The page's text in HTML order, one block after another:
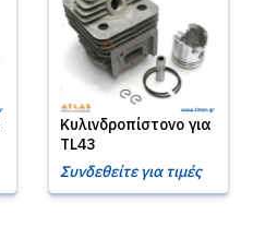
Κυλινδροπίστονο για
TL43
Συνδεθείτε για τιμές